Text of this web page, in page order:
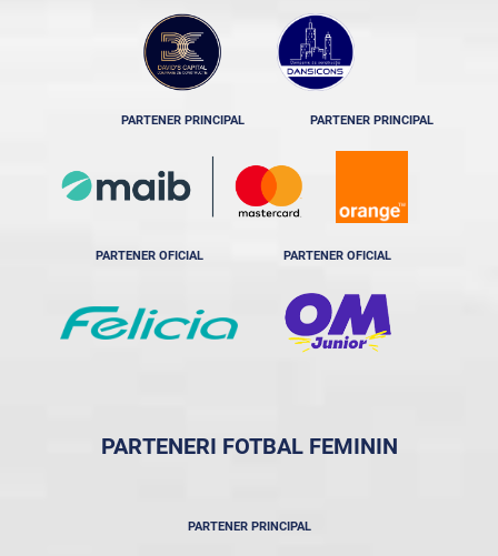
PARTENER PRINCIPAL PARTENER PRINCIPAL
PARTENER OFICIAL PARTENER OFICIAL
PARTENERI FOTBAL FEMININ
PARTENER PRINCIPAL